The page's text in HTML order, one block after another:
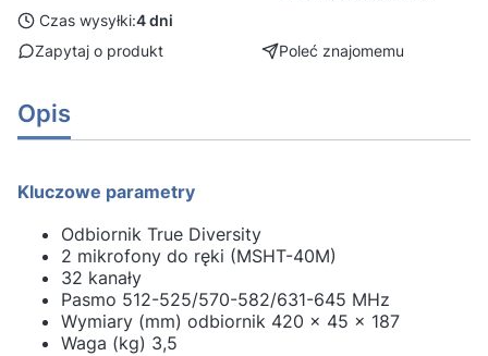
Czas wysyłki:4 dni
Zapytaj o produkt
Poleć znajomemu
Opis
Kluczowe parametry
Odbiornik True Diversity
2 mikrofony do ręki (MSHT-40M)
32 kanały
Pasmo 512-525/570-582/631-645 MHz
Wymiary (mm) odbiornik 420 x 45 x 187
Waga (kg) 3,5